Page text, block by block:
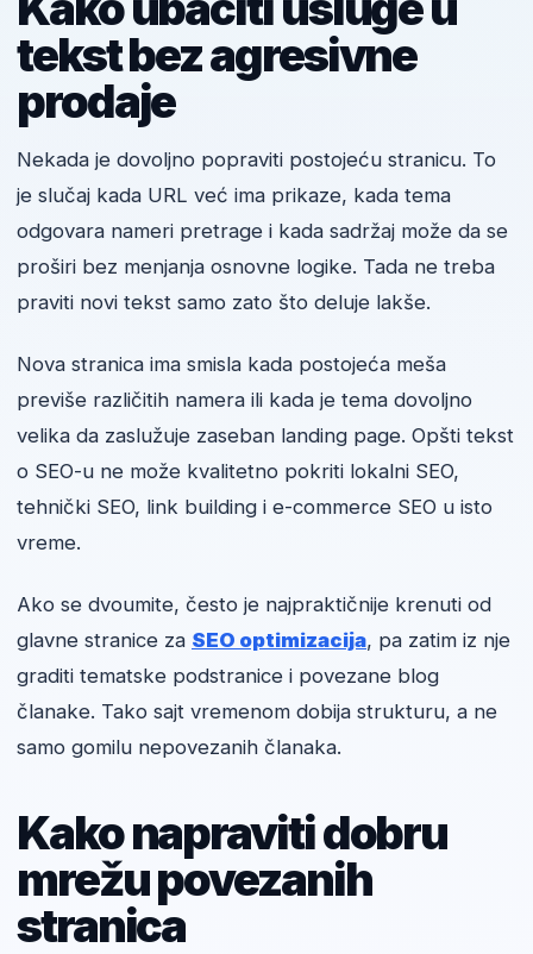
tekst bez agresivne
prodaje
Nekada je dovoljno popraviti postojeću stranicu. To
je slučaj kada URL već ima prikaze, kada tema
odgovara nameri pretrage i kada sadržaj može da se
proširi bez menjanja osnovne logike. Tada ne treba
praviti novi tekst samo zato što deluje lakše.
Nova stranica ima smisla kada postojeća meša
previše različitih namera ili kada je tema dovoljno
velika da zaslužuje zaseban landing page. Opšti tekst
o SEO-u ne može kvalitetno pokriti lokalni SEO,
tehnički SEO, link building i e-commerce SEO u isto
vreme.
Ako se dvoumite, često je najpraktičnije krenuti od
glavne stranice za SEO optimizacija, pa zatim iz nje
graditi tematske podstranice i povezane blog
članake. Tako sajt vremenom dobija strukturu, a ne
samo gomilu nepovezanih članaka.
Kako napraviti dobru
mrežu povezanih
stranica